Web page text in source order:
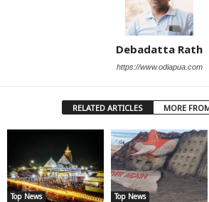
Debadatta Rath
https://www.odiapua.com
RELATED ARTICLES MORE
Top News Top News